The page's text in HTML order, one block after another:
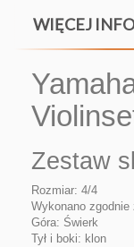
WIĘCEJ
Zestaw
Rozmiar: 4/4
Wykonano
Góra: Świerk
Tył i boki: klon